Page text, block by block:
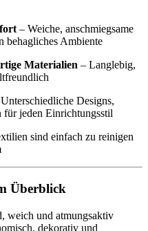
– Weiche, anschmiegsame
behagliches Ambiente
Materialien – Langlebig,
Designs,
für jeden Einrichtungsstil
sind einfach zu reinigen
Überblick
weich und atmungsaktiv
dekorativ und